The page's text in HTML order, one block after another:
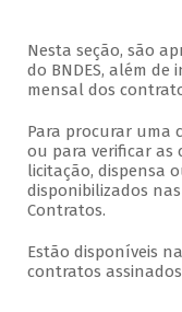
Nesta seção, são
do BNDES, além de
mensal dos
Para procurar uma
ou para verificar as
licitação, dispensa
disponibilizados
Contratos.
Estão disponíveis
contratos